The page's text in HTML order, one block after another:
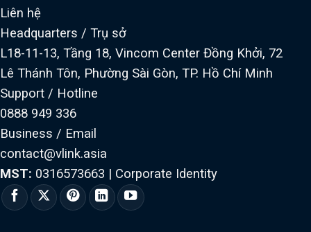
Liên hệ
Headquarters / Trụ sở
L18-11-13, Tầng 18, Vincom Center Đồng Khởi, 72
Lê Thánh Tôn, Phường Sài Gòn, TP. Hồ Chí Minh
Support / Hotline
0888 949 336
Business / Email
contact@vlink.asia
MST: 0316573663 | Corporate Identity